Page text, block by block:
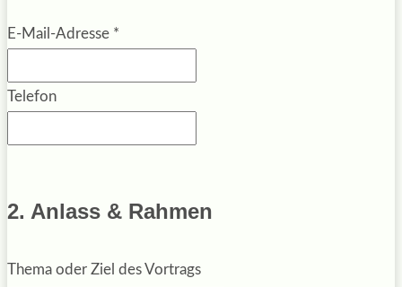
E-Mail-Adresse *
Telefon
2. Anlass & Rahmen
Thema oder Ziel des Vortrags